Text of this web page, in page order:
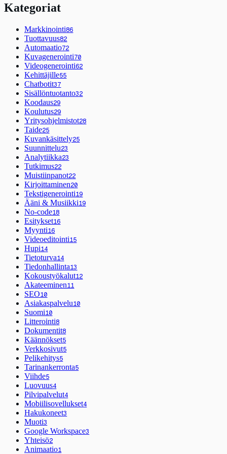
Kategoriat
Markkinointi86
Tuottavuus82
Automaatio72
Kuvagenerointi70
Videogenerointi62
Kehittäjille55
Chatbotit37
Sisällöntuotanto32
Koodaus29
Koulutus29
Yritysohjelmistot28
Taide25
Kuvankäsittely25
Suunnittelu23
Analytiikka23
Tutkimus22
Muistiinpanot22
Kirjoittaminen20
Tekstigenerointi19
Ääni & Musiikki19
No-code18
Esitykset16
Myynti16
Videoeditointi15
Hupi14
Tietoturva14
Tiedonhallinta13
Kokoustyökalut12
Akateeminen11
SEO10
Asiakaspalvelu10
Suomi10
Litterointi8
Dokumentit8
Käännökset5
Verkkosivut5
Pelikehitys5
Tarinankerronta5
Viihde5
Luovuus4
Pilvipalvelut4
Mobiilisovellukset4
Hakukoneet3
Muoti3
Google Workspace3
Yhteisö2
Animaatio1